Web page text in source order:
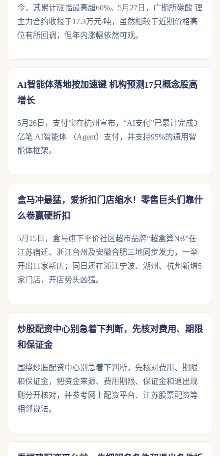
今，其累计涨幅最高超60%。5月27日，广期所碳酸 锂
主力合约收报于17.3万元/吨，虽然相较于近期价格高
位有所回调，但年内涨幅依然可观。
AI智能体落地按加速键 机构预测17只概念股高
增长
5月26日，支付宝在杭州宣布，“AI支付”已累计完成3
亿笔 AI智能体 （Agent）支付，并支持95%的通用智
能体框架。
盒马冲最猛，爱折扣门店缩水！零售巨头们靠什
么卷赢硬折扣
5月15日，盒马旗下平价社区超市品牌“超盒算NB”在
江苏宿迁、浙江台州及安徽合肥三地同步发力，一举
开出11家新店；同日还在浙江宁波、湖州、杭州新增5
家门店，开店势头凶猛。
炒股配资中心别急着下判断，先核对费用、期限
和保证金
围绕炒股配资中心别急着下判断，先核对费用、期限
和保证金，把资金来源、费用期限、保证金和退出规
则分开核对，并参考网上配资平台、江苏股票配资等
相邻说法。